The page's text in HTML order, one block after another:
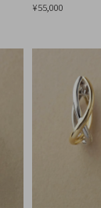
¥55,000